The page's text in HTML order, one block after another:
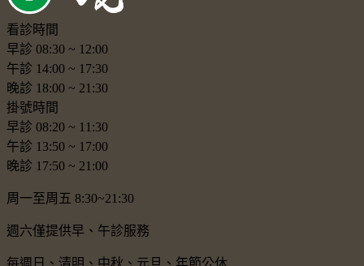
看診時間
早診 08:30 ~ 12:00
午診 14:00 ~ 17:30
晚診 18:00 ~ 21:30
掛號時間
早診 08:20 ~ 11:30
午診 13:50 ~ 17:00
晚診 17:50 ~ 21:00
周一至周五 8:30~21:30
週六僅提供早、午診服務
每週日、清明、中秋、元旦、年節公休